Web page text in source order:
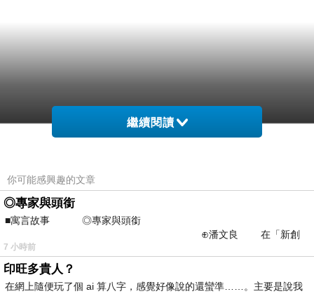
繼續閱讀
你可能感興趣的文章
◎專家與頭銜
■寓言故事 ◎專家與頭銜
⊕潘文良 在「新創
之谷」裡——
7 小時前
印旺多貴人？
在網上隨便玩了個 ai 算八字，感覺好像說的還蠻準……。主要是說我